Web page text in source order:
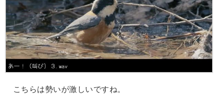
こちらは勢いが激しいですね。